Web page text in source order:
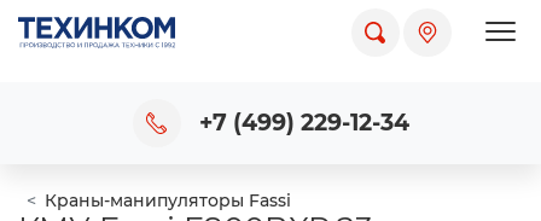
+7 (499) 229-12-34
Краны-манипуляторы Fassi